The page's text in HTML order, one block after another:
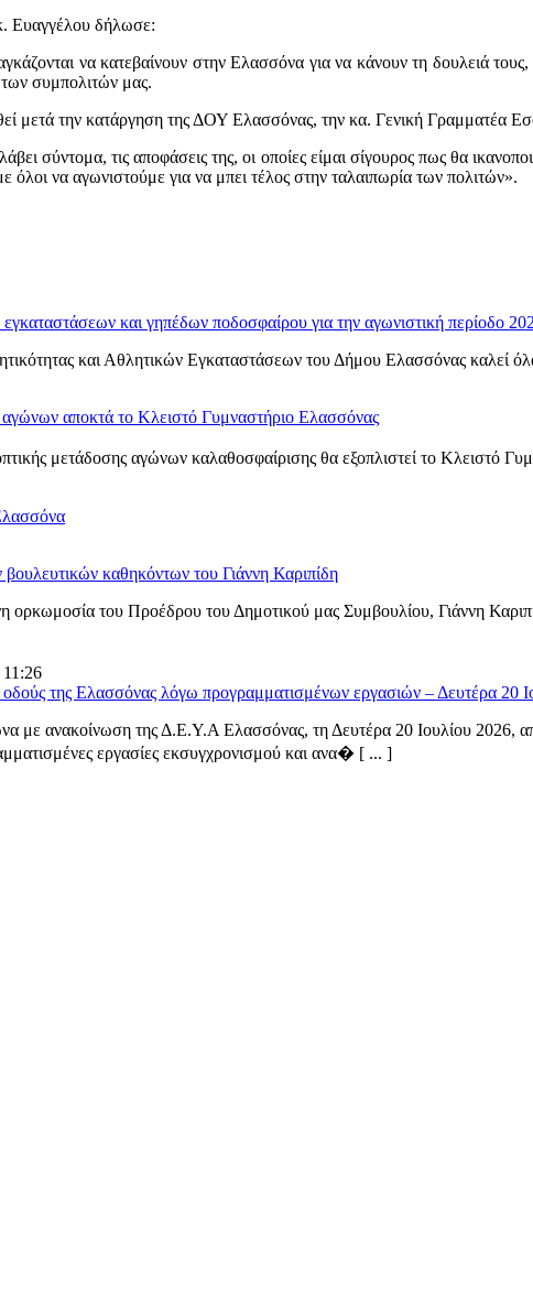
Ευαγγέλου δήλωσε:
να κατεβαίνουν στην Ελασσόνα για να κάνουν τη δουλειά
των συμπολιτών μας.
μετά την κατάργηση της ΔΟΥ Ελασσόνας, την κα. Γενική Γραμματέα
σύντομα, τις αποφάσεις της, οι οποίες είμαι σίγουρος πως θα
να αγωνιστούμε για να μπει τέλος στην ταλαιπωρία των πολιτών».
και γηπέδων ποδοσφαίρου για την αγωνιστική περίοδο
και Αθλητικών Εγκαταστάσεων του Δήμου Ελασσόνας καλεί
αποκτά το Κλειστό Γυμναστήριο Ελασσόνας
μετάδοσης αγώνων καλαθοσφαίρισης θα εξοπλιστεί το Κλειστό
καθηκόντων του Γιάννη Καριπίδη
ορκωμοσία του Προέδρου του Δημοτικού μας Συμβουλίου, Γιάννη
11:26
της Ελασσόνας λόγω προγραμματισμένων εργασιών – Δευτέρα 20
με ανακοίνωση της Δ.Ε.Υ.Α Ελασσόνας, τη Δευτέρα 20 Ιουλίου 2026,
εργασίες εκσυγχρονισμού και ανα� [ ... ]